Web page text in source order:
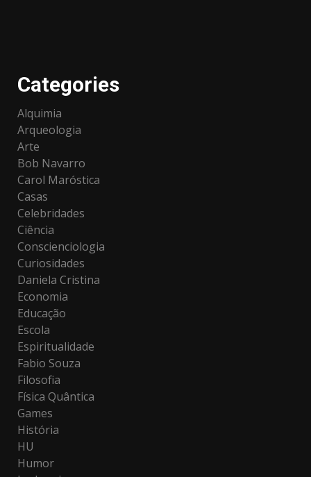
Categories
Alquimia
Arqueologia
Arte
Bob Navarro
Carol Maróstica
Casas
Celebridades
Ciência
Conscienciologia
Curiosidades
Daniela Cristina
Economia
Educação
Escola
Espiritualidade
Fabio Souza
Filosofia
Física Quântica
Games
História
HU
Humor